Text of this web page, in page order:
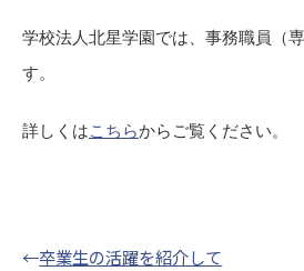
学校法人北星学園では、 事務職員（専
す。
詳しくはこちらからご覧ください。
←卒業生の活躍を紹介して